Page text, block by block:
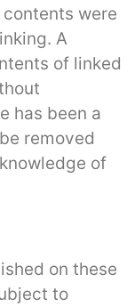
were
A
of linked
has been a
removed
of
on these
to